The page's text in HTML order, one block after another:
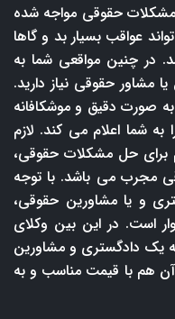
حقوقی مواجه شده
عواقب بسیار بد و گاها
در چنین مواقعی شما به
مشاور حقوقی نیاز دارید.
صورت دقیق و موشکافانه
به شما اعلام می کند. لازم
برای حل مشکلات حقوقی،
مجرب می باشد. با توجه
و یا مشاورین حقوقی،
است. در این بین وکلای
یک دادگستری و مشاورین
هم با قیمت مناسب و به